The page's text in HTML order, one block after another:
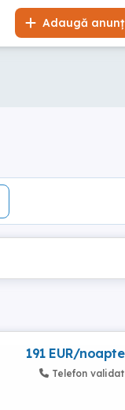
Adaugă anunț
191 EUR/noapte
Telefon validat